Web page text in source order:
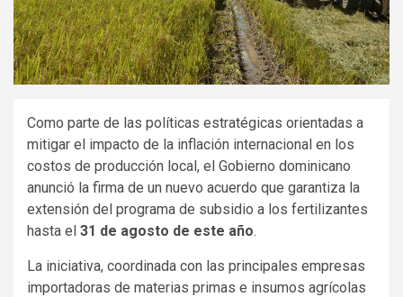
Como parte de las políticas estratégicas orientadas a
mitigar el impacto de la inflación internacional en los
costos de producción local, el Gobierno dominicano
anunció la firma de un nuevo acuerdo que garantiza la
extensión del programa de subsidio a los fertilizantes
hasta el 31 de agosto de este año.
La iniciativa, coordinada con las principales empresas
importadoras de materias primas e insumos agrícolas